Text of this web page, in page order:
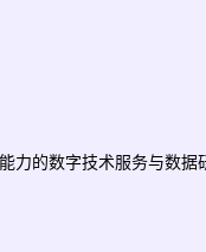
力的数字技术服务与数据